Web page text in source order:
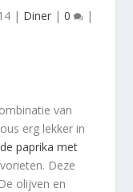
| Diner | 0 |
van
erg lekker in
paprika met
Deze
olijven en